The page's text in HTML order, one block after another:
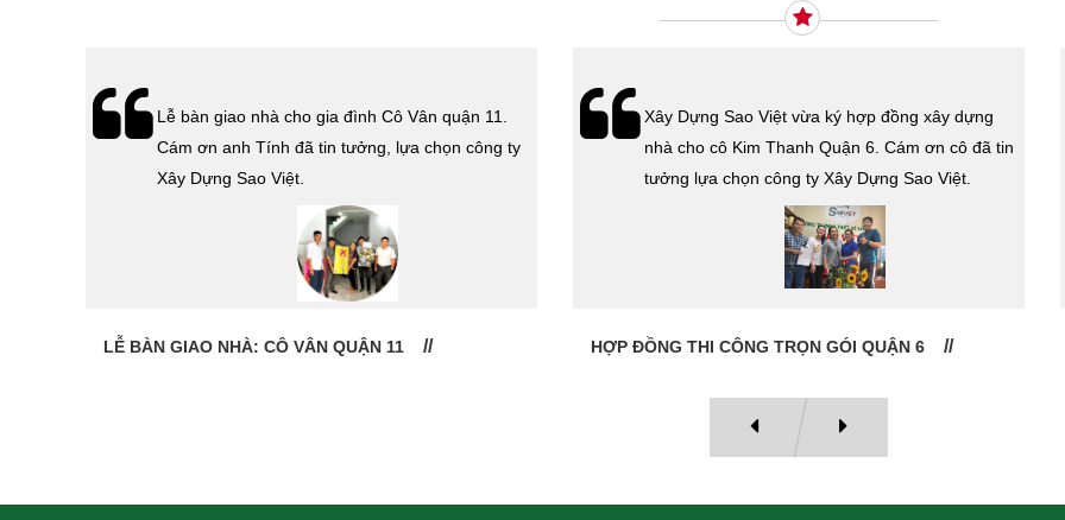
Lễ bàn giao nhà cho gia đình Cô Vân quận 11.
Cám ơn anh Tính đã tin tưởng, lựa chọn công ty
Xây Dựng Sao Việt.
LỄ BÀN GIAO NHÀ: CÔ VÂN QUẬN 11
Xây Dựng Sao Việt vừa ký hợp đồng xây dựng
nhà cho cô Kim Thanh Quận 6. Cám ơn cô đã tin
tưởng lựa chọn công ty Xây Dựng Sao Việt.
HỢP ĐỒNG THI CÔNG TRỌN GÓI QUẬN 6